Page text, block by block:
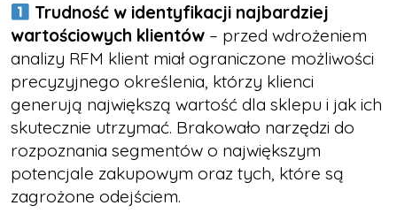
Trudność w identyfikacji najbardziej
wartościowych klientów – przed wdrożeniem
analizy RFM klient miał ograniczone możliwości
precyzyjnego określenia, którzy klienci
generują największą wartość dla sklepu i jak ich
skutecznie utrzymać. Brakowało narzędzi do
rozpoznania segmentów o największym
potencjale zakupowym oraz tych, które są
zagrożone odejściem.